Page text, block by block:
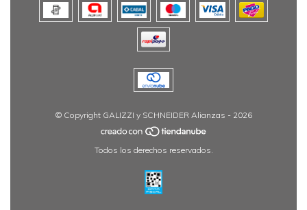
© Copyright GALIZZI y SCHNEIDER Alianzas - 2026
Todos los derechos reservados.